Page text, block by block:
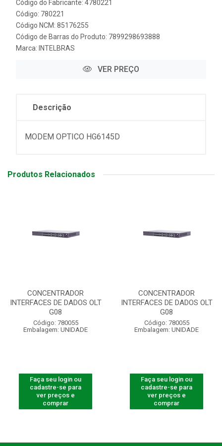
Código do Fabricante: 4780221
Código: 780221
Código NCM: 85176255
Código de Barras do Produto: 7899298693888
Marca: INTELBRAS
VER PREÇO
Descrição
MODEM OPTICO HG6145D
Produtos Relacionados
CONCENTRADOR
INTERFACES DE DADOS OLT
G08
Código: 780055
Embalagem: UNIDADE
Faça seu login ou
cadastre-se para
ver preços e
comprar
CONCENTRADOR
INTERFACES DE DADOS OLT
G08
Código: 780055
Embalagem: UNIDADE
Faça seu login ou
cadastre-se para
ver preços e
comprar